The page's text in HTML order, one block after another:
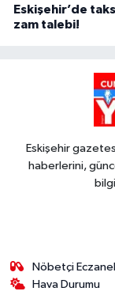
Eskişehir’de
zam talebi!
Eskişehir
haberlerini,
Nöbetçi
Hava Durumu